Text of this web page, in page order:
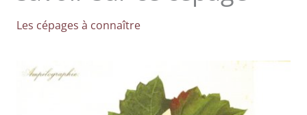
Les cépages à connaître